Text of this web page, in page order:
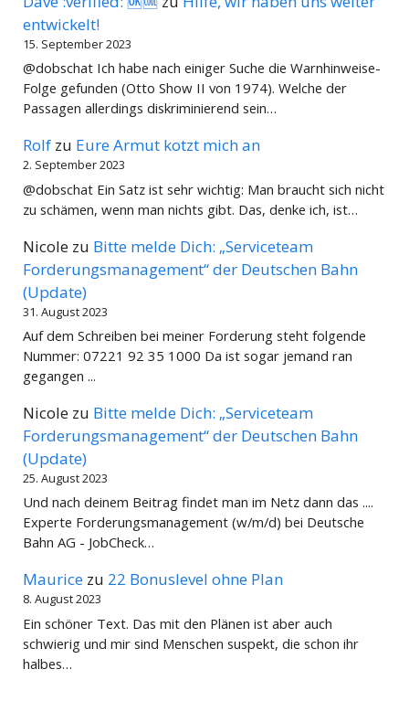
entwickelt!
15. September 2023
@dobschat Ich habe nach einiger Suche die Warnhinweise-
Folge gefunden (Otto Show II von 1974). Welche der
Passagen allerdings diskriminierend sein…
Rolf zu Eure Armut kotzt mich an
2. September 2023
@dobschat Ein Satz ist sehr wichtig: Man braucht sich nicht
zu schämen, wenn man nichts gibt. Das, denke ich, ist…
Nicole zu Bitte melde Dich: „Serviceteam
Forderungsmanagement“ der Deutschen Bahn
(Update)
31. August 2023
Auf dem Schreiben bei meiner Forderung steht folgende
Nummer: 07221 92 35 1000 Da ist sogar jemand ran
gegangen ...
Nicole zu Bitte melde Dich: „Serviceteam
Forderungsmanagement“ der Deutschen Bahn
(Update)
25. August 2023
Und nach deinem Beitrag findet man im Netz dann das ....
Experte Forderungsmanagement (w/m/d) bei Deutsche
Bahn AG - JobCheck…
Maurice zu 22 Bonuslevel ohne Plan
8. August 2023
Ein schöner Text. Das mit den Plänen ist aber auch
schwierig und mir sind Menschen suspekt, die schon ihr
halbes…